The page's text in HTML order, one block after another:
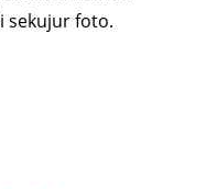
sekujur foto.